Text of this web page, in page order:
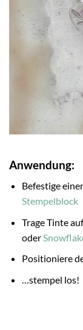
Anwendung:
Befestige
Stempelblock
Trage Tinte
oder
Positioniere
…stempel los!